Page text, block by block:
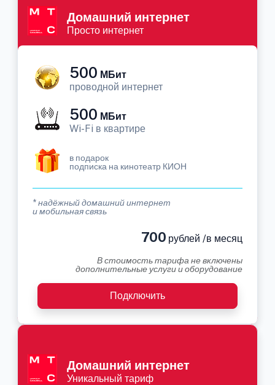
Домашний интернет
Просто интернет
500 МБит
проводной интернет
500 МБит
Wi-Fi в квартире
в подарок
подписка на кинотеатр КИОН
* надёжный домашний интернет
и мобильная связь
700 рублей /в месяц
В стоимость тарифа не включены
дополнительные услуги и оборудование
Подключить
Домашний интернет
Уникальный тариф